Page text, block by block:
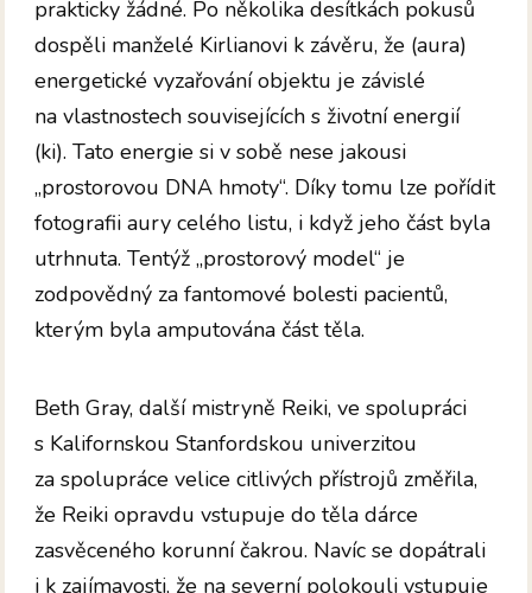
prakticky žádné. Po několika desítkách pokusů
dospěli manželé Kirlianovi k závěru, že (aura)
energetické vyzařování objektu je závislé
na vlastnostech souvisejících s životní energií
(ki). Tato energie si v sobě nese jakousi
„prostorovou DNA hmoty“. Díky tomu lze pořídit
fotografii aury celého listu, i když jeho část byla
utrhnuta. Tentýž „prostorový model“ je
zodpovědný za fantomové bolesti pacientů,
kterým byla amputována část těla.
Beth Gray, další mistryně Reiki, ve spolupráci
s Kalifornskou Stanfordskou univerzitou
za spolupráce velice citlivých přístrojů změřila,
že Reiki opravdu vstupuje do těla dárce
zasvěceného korunní čakrou. Navíc se dopátrali
i k zajímavosti, že na severní polokouli vstupuje